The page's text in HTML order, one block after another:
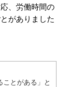
、労働時間の
がありました
ことがある」と